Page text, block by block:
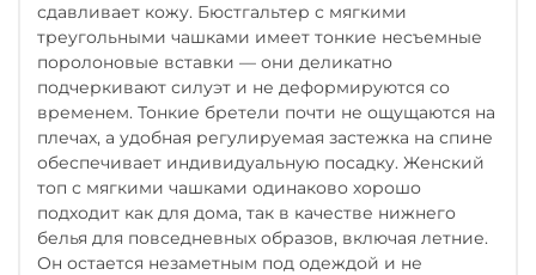
сдавливает кожу. Бюстгальтер с мягкими
треугольными чашками имеет тонкие несъемные
поролоновые вставки — они деликатно
подчеркивают силуэт и не деформируются со
временем. Тонкие бретели почти не ощущаются на
плечах, а удобная регулируемая застежка на спине
обеспечивает индивидуальную посадку. Женский
топ с мягкими чашками одинаково хорошо
подходит как для дома, так в качестве нижнего
белья для повседневных образов, включая летние.
Он остается незаметным под одеждой и не